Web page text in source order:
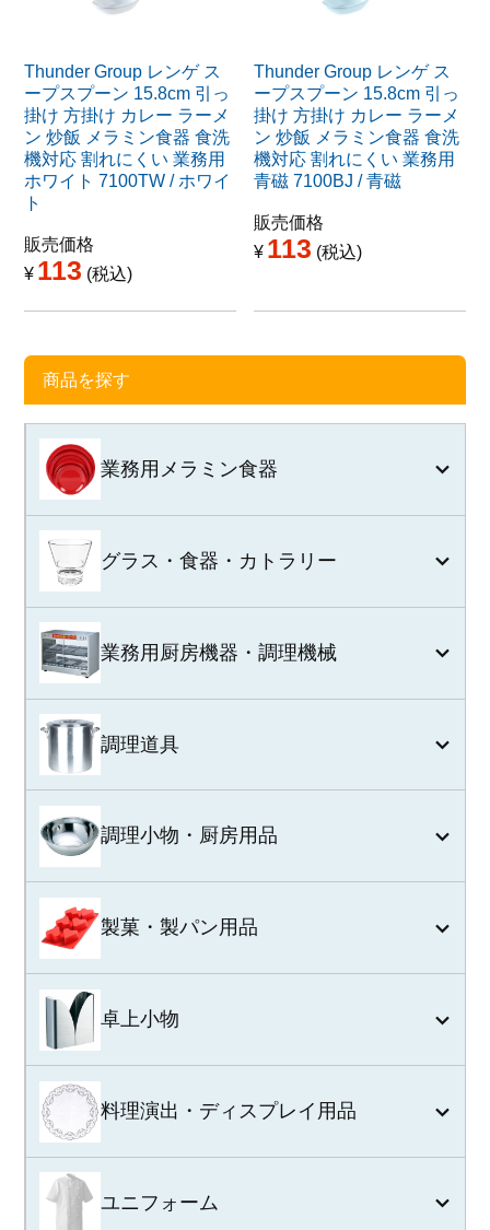
Thunder Group レンゲ ス
ープスプーン 15.8cm 引っ
掛け 方掛け カレー ラーメ
ン 炒飯 メラミン食器 食洗
機対応 割れにくい 業務用
ホワイト 7100TW / ホワイ
ト
販売価格
¥ 113 税込
Thunder Group レンゲ ス
ープスプーン 15.8cm 引っ
掛け 方掛け カレー ラーメ
ン 炒飯 メラミン食器 食洗
機対応 割れにくい 業務用
青磁 7100BJ / 青磁
販売価格
¥ 113 税込
商品を探す
業務用メラミン食器
グラス・食器・カトラリー
業務用厨房機器・調理機械
調理道具
調理小物・厨房用品
製菓・製パン用品
卓上小物
料理演出・ディスプレイ用品
ユニフォーム